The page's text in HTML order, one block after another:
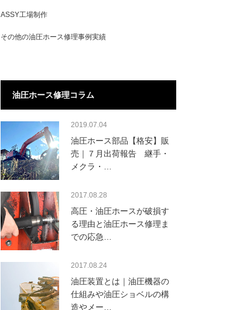
ASSY工場制作
その他の油圧ホース修理事例実績
油圧ホース修理コラム
2019.07.04
油圧ホース部品【格安】販
売｜７月出荷報告 継手・
メクラ・…
2017.08.28
高圧・油圧ホースが破損す
る理由と油圧ホース修理ま
での応急…
2017.08.24
油圧装置とは｜油圧機器の
仕組みや油圧ショベルの構
造やメー…